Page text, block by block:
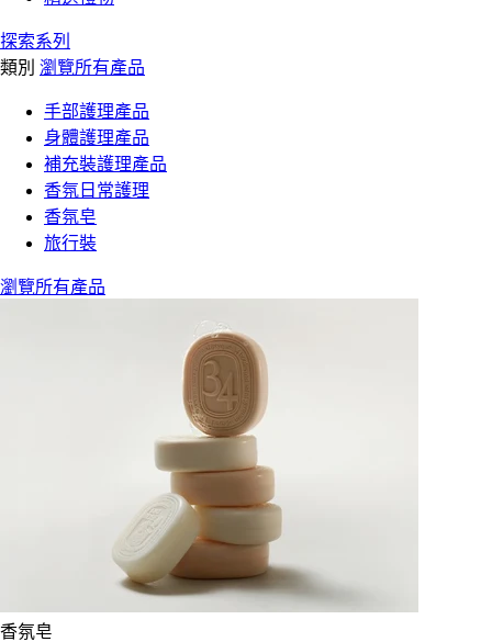
探索系列
類別 瀏覽所有產品
手部護理產品
身體護理產品
補充裝護理產品
香氛日常護理
香氛皂
旅行裝
瀏覽所有產品
香氛皂